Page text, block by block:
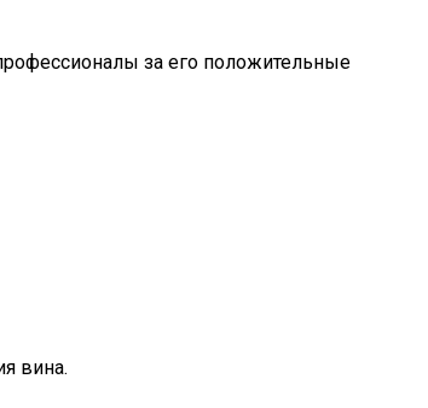
за его положительные
вина.